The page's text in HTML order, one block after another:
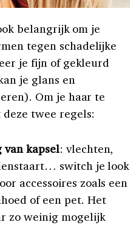
belangrijk om je
tegen schadelijke
je fijn of gekleurd
je glans en
Om je haar te
twee regels:
van kapsel: vlechten,
switch je look
accessoires zoals een
of een pet. Het
zo weinig mogelijk